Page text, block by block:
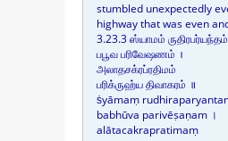
stumbled unexpectedly
highway that was even
3.23.3 ஸ்யாமம் ருதிரபர்யந்தம்
பபூவ பரிவேஷணம் ।
அலாதசக்ரப்ரதிமம்
பரிக்ருஹ்ய திவாகரம் ॥
ṡyāmaṃ
babhūva parivēṣaṇam ।
alātacakrapratimaṃ